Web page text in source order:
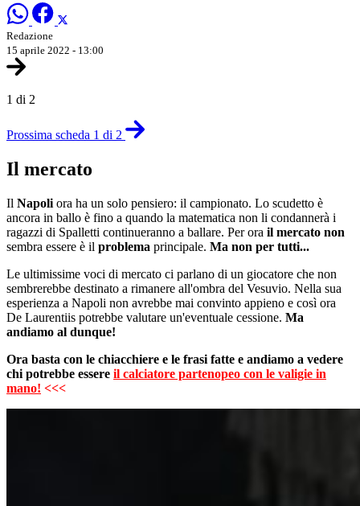
Redazione
15 aprile 2022 - 13:00
1 di 2
Prossima scheda 1 di 2
Il mercato
Il Napoli ora ha un solo pensiero: il campionato. Lo scudetto è
ancora in ballo è fino a quando la matematica non li condannerà i
ragazzi di Spalletti continueranno a ballare. Per ora il mercato non
sembra essere è il problema principale. Ma non per tutti...
Le ultimissime voci di mercato ci parlano di un giocatore che non
sembrerebbe destinato a rimanere all'ombra del Vesuvio. Nella sua
esperienza a Napoli non avrebbe mai convinto appieno e così ora
De Laurentiis potrebbe valutare un'eventuale cessione. Ma
andiamo al dunque!
Ora basta con le chiacchiere e le frasi fatte e andiamo a vedere
chi potrebbe essere il calciatore partenopeo con le valigie in
mano! <<<